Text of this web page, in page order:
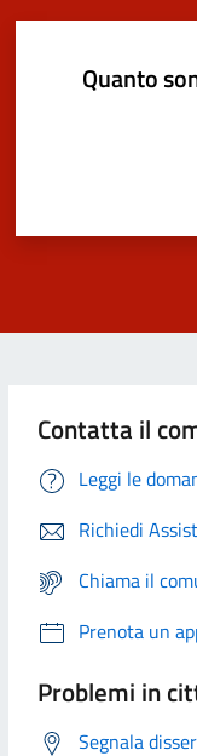
Quanto
Contatta il
Leggi le
Richiedi
Chiama il
Prenota un
Problemi in
Segnala